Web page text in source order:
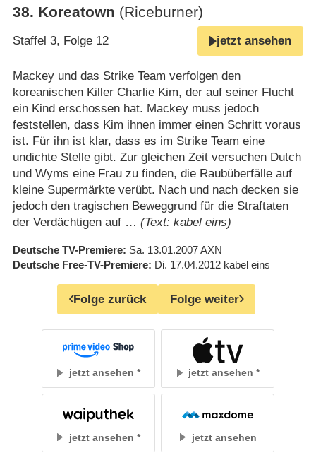
38. Koreatown (Riceburner)
Staffel 3, Folge 12 jetzt ansehen
Mackey und das Strike Team verfolgen den
koreanischen Killer Charlie Kim, der auf seiner Flucht
ein Kind erschossen hat. Mackey muss jedoch
feststellen, dass Kim ihnen immer einen Schritt voraus
ist. Für ihn ist klar, dass es im Strike Team eine
undichte Stelle gibt. Zur gleichen Zeit versuchen Dutch
und Wyms eine Frau zu finden, die Raubüberfälle auf
kleine Supermärkte verübt. Nach und nach decken sie
jedoch den tragischen Beweggrund für die Straftaten
der Verdächtigen auf … (Text: kabel eins)
Deutsche TV-Premiere Sa. 13.01.2007AXN
Deutsche Free-TV-Premiere Di. 17.04.2012 kabel eins
Folge zurück Folge weiter
jetzt ansehen jetzt ansehen
jetzt ansehen jetzt ansehen